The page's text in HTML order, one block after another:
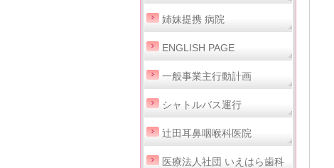
姉妹提携 病院
ENGLISH PAGE
一般事業主行動計画
シャトルバス運行
辻田耳鼻咽喉科医院
医療法人社団 いえはら歯科